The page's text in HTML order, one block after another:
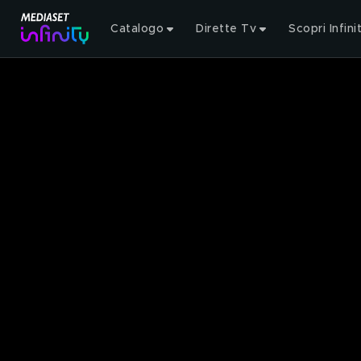
Catalogo Dirette Tv Scopri